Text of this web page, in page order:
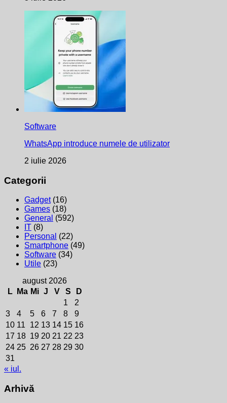
Software
WhatsApp introduce numele de utilizator
2 iulie 2026
Categorii
Gadget(16)
Games (18)
General (592)
IT (8)
Personal (22)
Smartphone (49)
Software (34)
Utile (23)
august 2026
L
Ma Mi J V S
D
1
2
3
4 5 6 7 8
9
10 11 12 13 14 15 16
17 18 19 20 21 22 23
24 25 26 27 28 29 30
31
« iul.
Arhivă